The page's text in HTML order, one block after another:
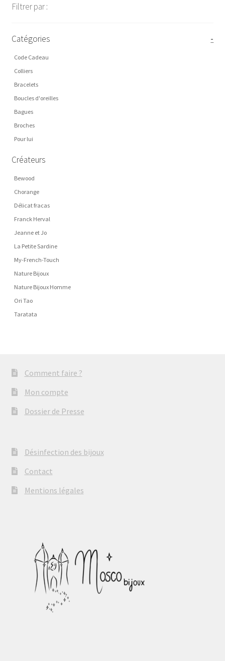
Filtrer par :
Catégories -
Code Cadeau
Colliers
Bracelets
Boucles d'oreilles
Bagues
Broches
Pour lui
Créateurs
Bewood
Chorange
Délicat fracas
Franck Herval
Jeanne et Jo
La Petite Sardine
My-French-Touch
Nature Bijoux
Nature Bijoux Homme
Ori Tao
Taratata
Comment faire ?
Mon compte
Dossier de Presse
Désinfection des bijoux
Contact
Mentions légales